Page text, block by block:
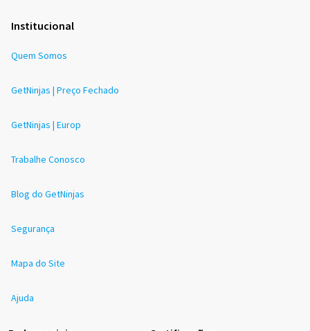
Institucional
Quem Somos
GetNinjas | Preço Fechado
GetNinjas | Europ
Trabalhe Conosco
Blog do GetNinjas
Segurança
Mapa do Site
Ajuda